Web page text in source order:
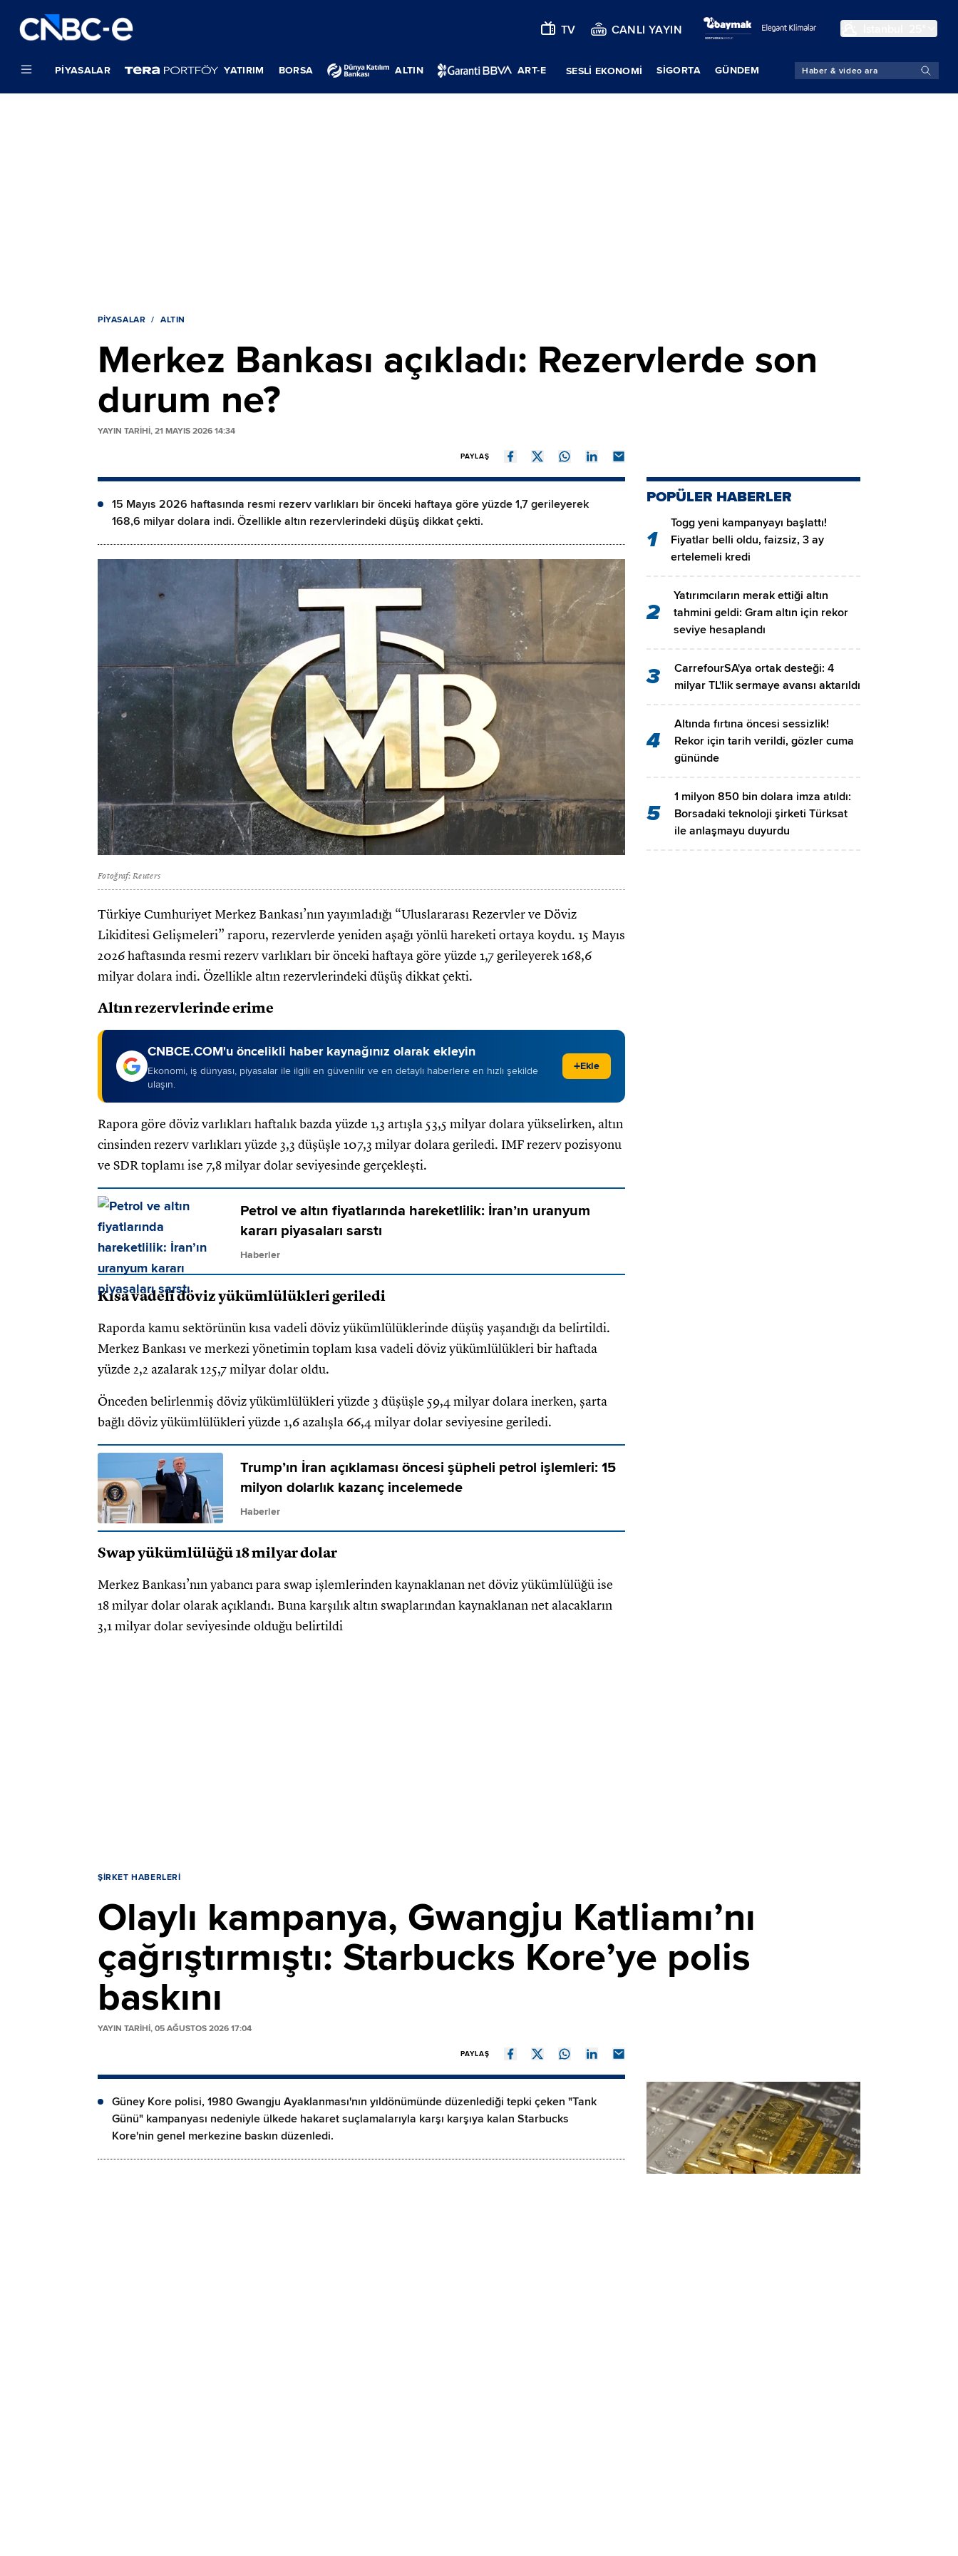
TV CANLI YAYIN
PIYASALAR YATIRIM BORSA ALTIN ART-E SESLİ EKONOMİ SIGORTA GÜNDEM
PIYASALAR ALTIN
Merkez Bankası açıkladı: Rezervlerde son
durum ne?
YAYIN TARİHİ, 21 MAYIS 2026 14:34
PAYLAŞ
15 Mayıs 2026 haftasında resmi rezerv varlıkları bir önceki haftaya göre yüzde 1,7 gerileyerek
168,6 milyar dolara indi. Özellikle altın rezervlerindeki düşüş dikkat çekti.
Fotoğraf: Reuters
Türkiye Cumhuriyet Merkez Bankası’nın yayımladığı “Uluslararası Rezervler ve Döviz
Likiditesi Gelişmeleri” raporu, rezervlerde yeniden aşağı yönlü hareketi ortaya koydu. 15 Mayıs
2026 haftasında resmi rezerv varlıkları bir önceki haftaya göre yüzde 1,7 gerileyerek 168,6
milyar dolara indi. Özellikle altın rezervlerindeki düşüş dikkat çekti.
Altın rezervlerinde erime
CNBCE.COM'u öncelikli haber kaynağınız olarak ekleyin
Ekonomi, iş dünyası, piyasalar ile ilgili en güvenilir ve en detaylı haberlere en hızlı şekilde
ulaşın.
+Ekle
Rapora göre döviz varlıkları haftalık bazda yüzde 1,3 artışla 53,5 milyar dolara yükselirken, altın
cinsinden rezerv varlıkları yüzde 3,3 düşüşle 107,3 milyar dolara geriledi. IMF rezerv pozisyonu
ve SDR toplamı ise 7,8 milyar dolar seviyesinde gerçekleşti.
Petrol ve altın fiyatlarında hareketlilik: İran’ın uranyum
kararı piyasaları sarstı
Haberler
Kısa vadeli döviz yükümlülükleri geriledi
Raporda kamu sektörünün kısa vadeli döviz yükümlülüklerinde düşüş yaşandığı da belirtildi.
Merkez Bankası ve merkezi yönetimin toplam kısa vadeli döviz yükümlülükleri bir haftada
yüzde 2,2 azalarak 125,7 milyar dolar oldu.
Önceden belirlenmiş döviz yükümlülükleri yüzde 3 düşüşle 59,4 milyar dolara inerken, şarta
bağlı döviz yükümlülükleri yüzde 1,6 azalışla 66,4 milyar dolar seviyesine geriledi.
Trump’ın İran açıklaması öncesi şüpheli petrol işlemleri: 15
milyon dolarlık kazanç incelemede
Haberler
Swap yükümlülüğü 18 milyar dolar
Merkez Bankası’nın yabancı para swap işlemlerinden kaynaklanan net döviz yükümlülüğü ise
18 milyar dolar olarak açıklandı. Buna karşılık altın swaplarından kaynaklanan net alacakların
3,1 milyar dolar seviyesinde olduğu belirtildi
POPÜLER HABERLER
1
Togg yeni kampanyayı başlattı!
Fiyatlar belli oldu, faizsiz, 3 ay
ertelemeli kredi
2
Yatırımcıların merak ettiği altın
tahmini geldi: Gram altın için rekor
seviye hesaplandı
3
CarrefourSA'ya ortak desteği: 4
milyar TL'lik sermaye avansı aktarıldı
4
Altında fırtına öncesi sessizlik!
Rekor için tarih verildi, gözler cuma
gününde
5
1 milyon 850 bin dolara imza atıldı:
Borsadaki teknoloji şirketi Türksat
ile anlaşmayu duyurdu
ŞIRKET HABERLERI
Olaylı kampanya, Gwangju Katliamı’nı
çağrıştırmıştı: Starbucks Kore’ye polis
baskını
YAYIN TARİHİ, 05 AĞUSTOS 2026 17:04
PAYLAŞ
Güney Kore polisi, 1980 Gwangju Ayaklanması'nın yıldönümünde düzenlediği tepki çeken "Tank
Günü" kampanyası nedeniyle ülkede hakaret suçlamalarıyla karşı karşıya kalan Starbucks
Kore'nin genel merkezine baskın düzenledi.